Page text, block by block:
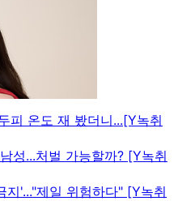
피 온도 재 봤더니...[Y녹취
성...처벌 가능할까? [Y녹취
'..."제일 위험하다" [Y녹취